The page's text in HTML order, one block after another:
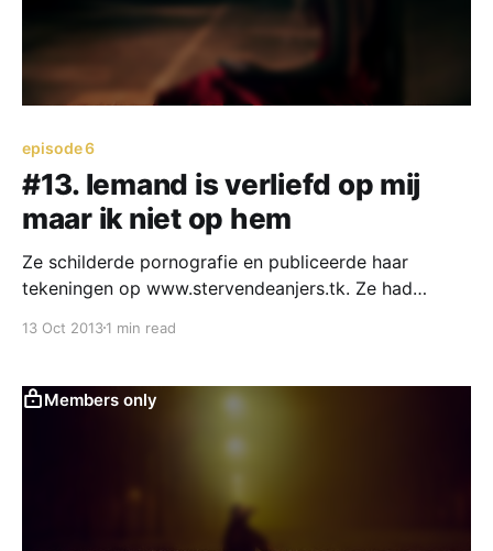
episode 6
#13. Iemand is verliefd op mij
maar ik niet op hem
Ze schilderde pornografie en publiceerde haar
tekeningen op www.stervendeanjers.tk. Ze had
laatste mode deden aan hadden. Bovenal: Ze
13 Oct 20131 min read
Members only